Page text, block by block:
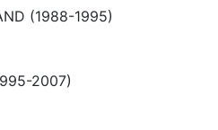
(1988-1995)
2007)